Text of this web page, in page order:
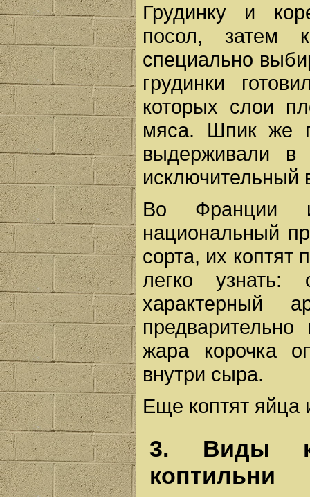
Грудинку и
посол, затем
специально
грудинки
которых слои
мяса. Шпик же
выдерживали
исключительный
Во Франции
национальный
сорта, их коптят
легко
характерный
жара корочка
внутри сыра.
Еще коптят яйца
3. Виды
коптильни